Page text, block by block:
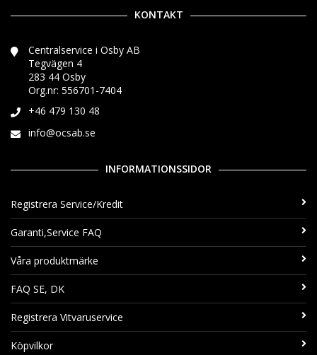
KONTAKT
Centralservice i Osby AB
Tegvägen 4
283 44 Osby
Org.nr: 556701-7404
+46 479 130 48
info@ocsab.se
INFORMATIONSSIDOR
Registrera Service/Kredit
Garanti,Service FAQ
Våra produktmärke
FAQ SE, DK
Registrera Vitvaruservice
Köpvilkor